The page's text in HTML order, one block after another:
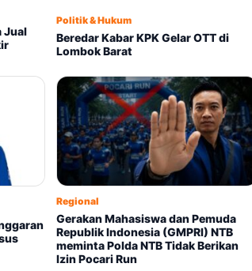
Jual
Politik & Hukum
Beredar Kabar KPK Gelar OTT di
Lombok Barat
Regional
Gerakan Mahasiswa dan Pemuda
Republik Indonesia (GMPRI) NTB
meminta Polda NTB Tidak Berikan
Izin Pocari Run